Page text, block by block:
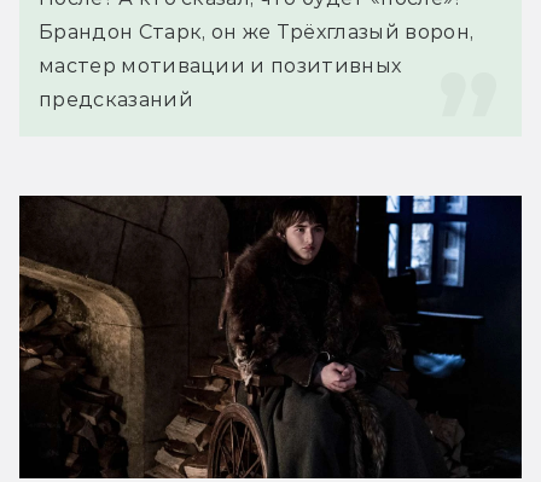
Брандон Старк, он же Трёхглазый ворон,
мастер мотивации и позитивных
предсказаний